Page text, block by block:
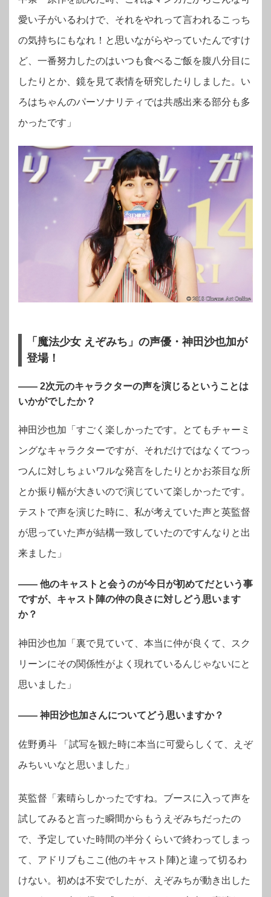
愛い子がいるわけで、それをやれって言われるこっち
の気持ちにもなれ！と思いながらやっていたんですけ
ど、一番努力したのはいつも食べるご飯を腹八分目に
したりとか、鏡を見て表情を研究したりしました。い
ろはちゃんのパーソナリティでは共感出来る部分も多
かったです」
「魔法少女 えぞみち」の声優・神田沙也加が
登場！
―― 2次元のキャラクターの声を演じるということは
いかがでしたか？
神田沙也加「すごく楽しかったです。とてもチャーミ
ングなキャラクターですが、それだけではなくてつっ
つんに対しちょいワルな発言をしたりとかお茶目な所
とか振り幅が大きいので演じていて楽しかったです。
テストで声を演じた時に、私が考えていた声と英監督
が思っていた声が結構一致していたのですんなりと出
来ました」
―― 他のキャストと会うのが今日が初めてだという事
ですが、キャスト陣の仲の良さに対しどう思います
か？
神田沙也加「裏で見ていて、本当に仲が良くて、スク
リーンにその関係性がよく現れているんじゃないにと
思いました」
―― 神田沙也加さんについてどう思いますか？
佐野勇斗 「試写を観た時に本当に可愛らしくて、えぞ
みちいいなと思いました」
英監督「素晴らしかったですね。ブースに入って声を
試してみると言った瞬間からもうえぞみちだったの
で、予定していた時間の半分くらいで終わってしまっ
て、アドリブもここ(他のキャスト陣)と違って切るわ
けない。初めは不安でしたが、えぞみちが動き出した